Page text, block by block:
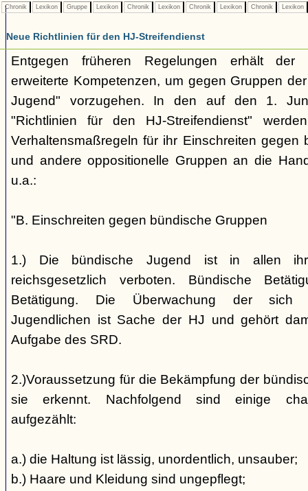
Chronik Lexikon Gruppe Lexikon Chronik Lexikon Chronik Lexikon Chronik Lexikon
Neue Richtlinien für den HJ-Streifendienst
Entgegen früheren Regelungen erhält der
erweiterte Kompetenzen, um gegen Gruppen
Jugend" vorzugehen. In den auf den 1.
"Richtlinien für den HJ-Streifendienst"
Verhaltensmaßregeln für ihr Einschreiten gegen
und andere oppositionelle Gruppen an die
u.a.:
"B. Einschreiten gegen bündische Gruppen
1.) Die bündische Jugend ist in allen
reichsgesetzlich verboten. Bündische
Betätigung. Die Überwachung der sich
Jugendlichen ist Sache der HJ und gehört
Aufgabe des SRD.
2.)Voraussetzung für die Bekämpfung der
sie erkennt. Nachfolgend sind einige
aufgezählt:
a.) die Haltung ist lässig, unordentlich, unsauber;
b.) Haare und Kleidung sind ungepflegt;